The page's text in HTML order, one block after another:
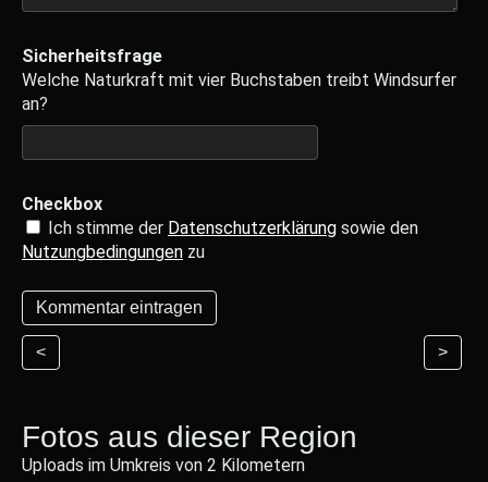
Sicherheitsfrage
Welche Naturkraft mit vier Buchstaben treibt Windsurfer
an?
Checkbox
Ich stimme der Datenschutzerklärung sowie den
Nutzungbedingungen zu
< >
Fotos aus dieser Region
Uploads im Umkreis von 2 Kilometern